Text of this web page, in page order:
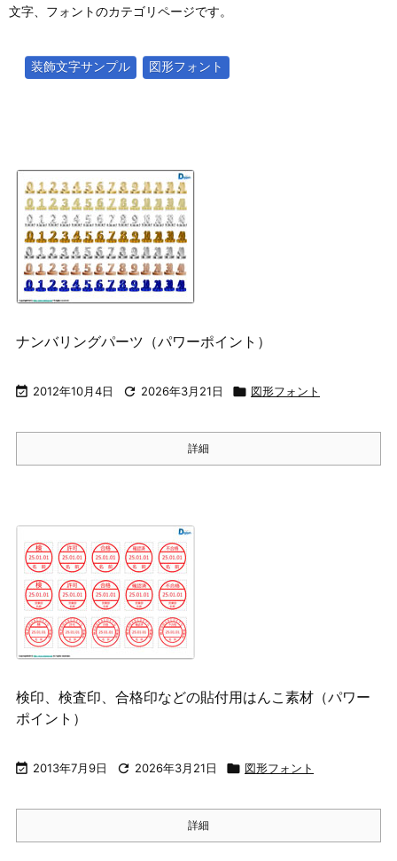
文字、フォントのカテゴリページです。
装飾文字サンプル 図形フォント
ナンバリングパーツ（パワーポイント）
 2012年10月4日  2026年3月21日  図形フォント
詳細
検印、検査印、合格印などの貼付用はんこ素材（パワー
ポイント）
 2013年7月9日  2026年3月21日  図形フォント
詳細